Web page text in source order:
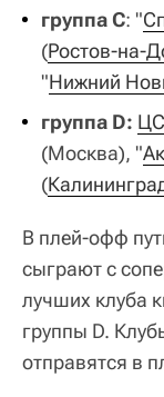
группа C: "
(Ростов-на-
"Нижний
группа D:
(Москва), "
(
В плей-офф
сыграют с
лучших клуба
группы D.
отправятся в